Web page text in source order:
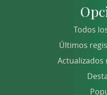
Todos
Últimos